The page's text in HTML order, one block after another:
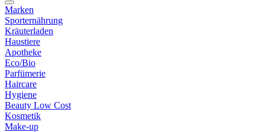
Marken
Sporternährung
Kräuterladen
Haustiere
Apotheke
Eco/Bio
Parfümerie
Haircare
Hygiene
Beauty Low Cost
Kosmetik
Make-up